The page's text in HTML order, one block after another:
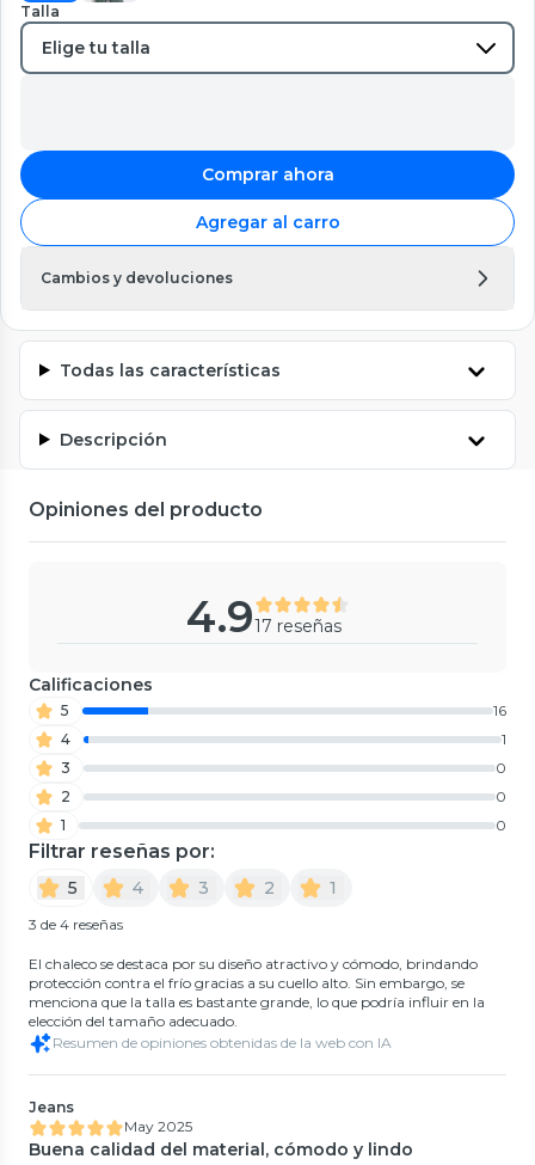
Talla
Comprar ahora
Agregar al carro
Cambios y devoluciones
Todas las características
Descripción
Opiniones del producto
4.917 reseñas
Calificaciones
5
16
4
1
3
0
2
0
1
0
Filtrar reseñas por:
5 4 3 2 1
3 de 4 reseñas
El chaleco se destaca por su diseño atractivo y cómodo, brindando
protección contra el frío gracias a su cuello alto. Sin embargo, se
menciona que la talla es bastante grande, lo que podría influir en la
elección del tamaño adecuado.
Resumen de opiniones obtenidas de la web con IA
Jeans
May 2025
Buena calidad del material, cómodo y lindo